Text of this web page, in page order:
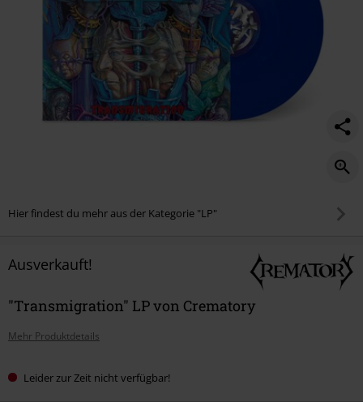
Hier findest du mehr aus der Kategorie "LP"
Ausverkauft!
"Transmigration" LP von Crematory
Mehr Produktdetails
Leider zur Zeit nicht verfügbar!